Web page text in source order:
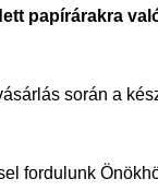
papírárakra
során a
fordulunk